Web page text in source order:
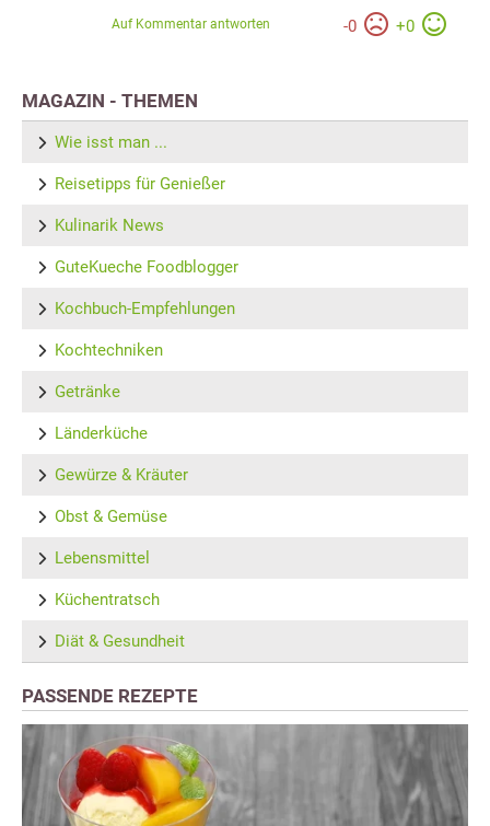
-0 +0
Auf Kommentar antworten
MAGAZIN - THEMEN
Wie isst man ...
Reisetipps für Genießer
Kulinarik News
GuteKueche Foodblogger
Kochbuch-Empfehlungen
Kochtechniken
Getränke
Länderküche
Gewürze & Kräuter
Obst & Gemüse
Lebensmittel
Küchentratsch
Diät & Gesundheit
PASSENDE REZEPTE